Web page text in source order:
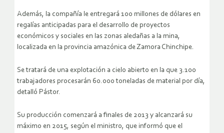
Además, la compañía le entregará 100 millones de dólares en
regalías anticipadas para el desarrollo de proyectos
económicos y sociales en las zonas aledañas a la mina,
localizada en la provincia amazónica de Zamora Chinchipe.
Se tratará de una explotación a cielo abierto en la que 3.100
trabajadores procesarán 60.000 toneladas de material por día,
detalló Pástor.
Su producción comenzará a finales de 2013 y alcanzará su
máximo en 2015, según el ministro, que informó que el